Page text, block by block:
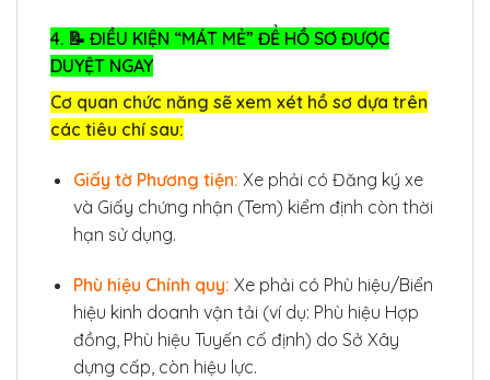
4. 📝 ĐIỀU KIỆN “MÁT MẺ” ĐỂ HỒ SƠ ĐƯỢC
DUYỆT NGAY
Cơ quan chức năng sẽ xem xét hồ sơ dựa trên
các tiêu chí sau:
Giấy tờ Phương tiện: Xe phải có Đăng ký xe
và Giấy chứng nhận (Tem) kiểm định còn thời
hạn sử dụng.
Phù hiệu Chính quy: Xe phải có Phù hiệu/Biển
hiệu kinh doanh vận tải (ví dụ: Phù hiệu Hợp
đồng, Phù hiệu Tuyến cố định) do Sở Xây
dựng cấp, còn hiệu lực.